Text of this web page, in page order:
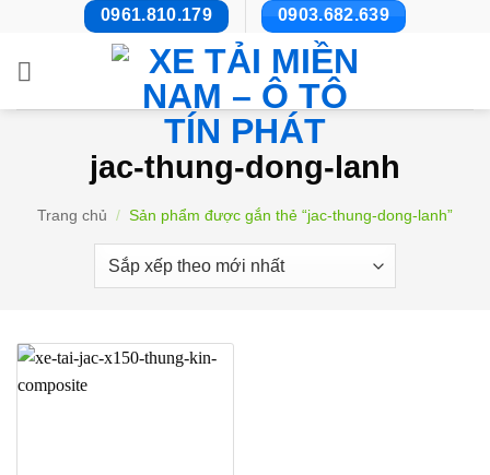
nội
0961.810.179 0903.682.639
jac-thung-dong-lanh
Trang chủ / Sản phẩm được gắn thẻ “jac-thung-dong-lanh”